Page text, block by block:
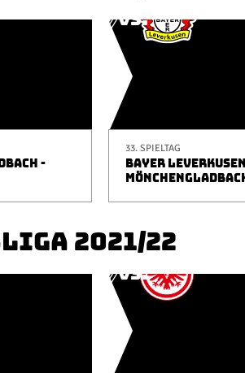
-
33. SPIELTAG
BAYER
2021/22